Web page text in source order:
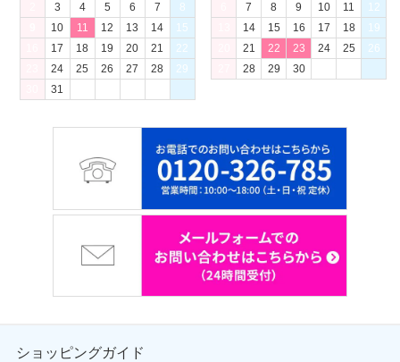
3 4 5 6 7
8
10 11 12 13 14
15
17 18 19 20 21
22
24 25 26 27 28
29
31
7 8 9 10 11
12
14 15 16 17 18
19
21 22 23 24 25
26
28 29 30
ショッピングガイド